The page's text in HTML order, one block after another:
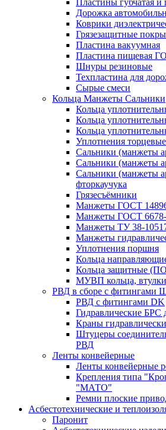
Пластины губчатая и
Дорожка
Коврики
Грязезащитные
Пластина вакуумная
Пластина пищевая
Шнуры резиновые
Техпластина для
Сырые смеси
Кольца Манжеты Сальники
Кольца
Кольца
Кольца
Уплотнения
Сальники (манжеты
Сальники (манжеты
Сальники (манжеты
фторкаучука
Грязесъёмники
Манжеты ГОСТ
Манжеты ГОСТ
Манжеты ТУ 38-
Манжеты
Уплотнения поршня
Кольца
Кольца защитные
МУВП кольца,
РВД в сборе с фитингами
РВД с фитингами DK
Гидравлические БРС
Краны
Штуцеры
РВД
Ленты конвейерные
Ленты конвейерные
Крепления типа
"МАТО"
Ремни плоские
Асбестотехнические и
Паронит